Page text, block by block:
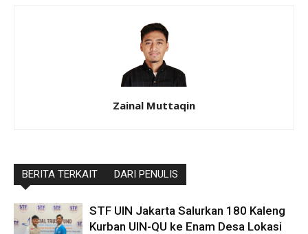
Zainal Muttaqin
BERITA TERKAIT DARI PENULIS
STF UIN Jakarta Salurkan 180 Kaleng
Kurban UIN-QU ke Enam Desa Lokasi